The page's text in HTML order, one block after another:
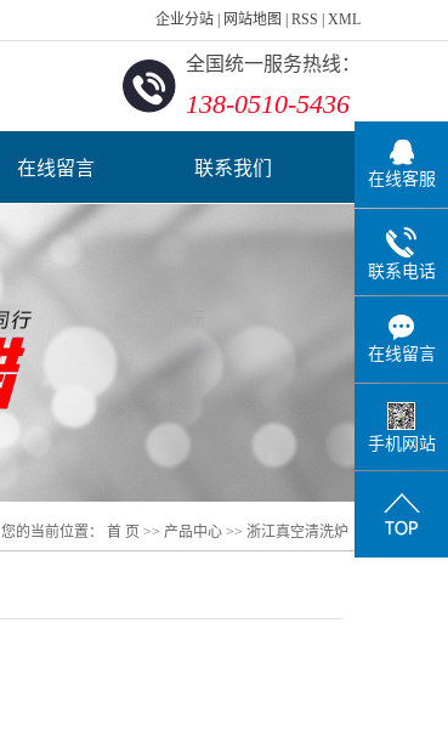
企业分站 网站地图 RSS XML
全国统一服务热线：
138-0510-5436
在线留言 联系我们
您的当前位置： 首 页 >> 产品中心 >> 浙江真空清洗炉
在线客服
联系电话
在线留言
手机网站